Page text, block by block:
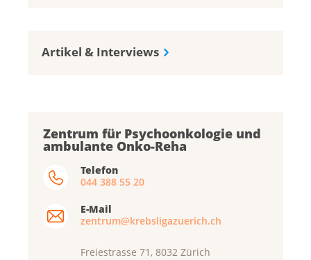
Artikel & Interviews
Zentrum für Psychoonkologie und
ambulante Onko-Reha
Telefon
044 388 55 20
E-Mail
zentrum@krebsligazuerich.ch
Freiestrasse 71, 8032 Zürich